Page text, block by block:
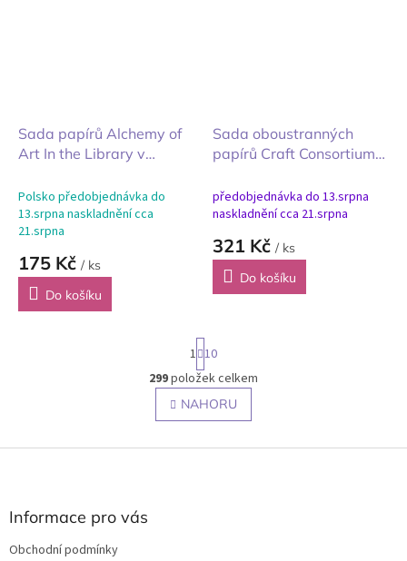
Sada papírů Alchemy of
Art In the Library v
Polsko předobjednávka do
13.srpna naskladnění cca
21.srpna
175 Kč / ks
Do košíku
Sada oboustranných
papírů Craft Consortium
20x20cm Perníková
oslava
předobjednávka do 13.srpna
naskladnění cca 21.srpna
321 Kč / ks
Do košíku
O
v
l
d
S
t
r
á
n
k
v
1 10
299položek celkem
NAHORU
Z
Informace pro vás
Obchodní podmínky